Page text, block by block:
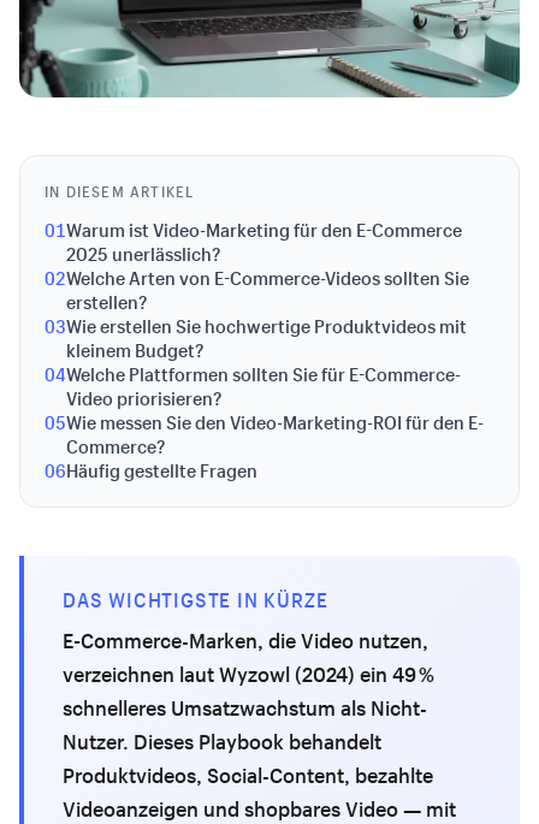
IN DIESEM ARTIKEL
01Warum ist Video-Marketing für den E-Commerce
2025 unerlässlich?
02Welche Arten von E-Commerce-Videos sollten Sie
erstellen?
03Wie erstellen Sie hochwertige Produktvideos mit
kleinem Budget?
04Welche Plattformen sollten Sie für E-Commerce-
Video priorisieren?
05Wie messen Sie den Video-Marketing-ROI für den E-
Commerce?
06Häufig gestellte Fragen
DAS WICHTIGSTE IN KÜRZE
E-Commerce-Marken, die Video nutzen,
verzeichnen laut Wyzowl (2024) ein 49 %
schnelleres Umsatzwachstum als Nicht-
Nutzer. Dieses Playbook behandelt
Produktvideos, Social-Content, bezahlte
Videoanzeigen und shopbares Video — mit